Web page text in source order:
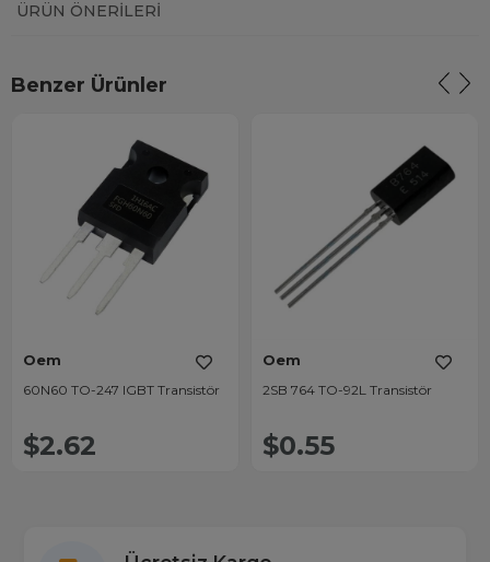
ÜRÜN ÖNERILERI
Benzer Ürünler
Oem
60N60 TO-247 IGBT Transistör
$2.62
Oem
2SB 764 TO-92L Transistör
$0.55